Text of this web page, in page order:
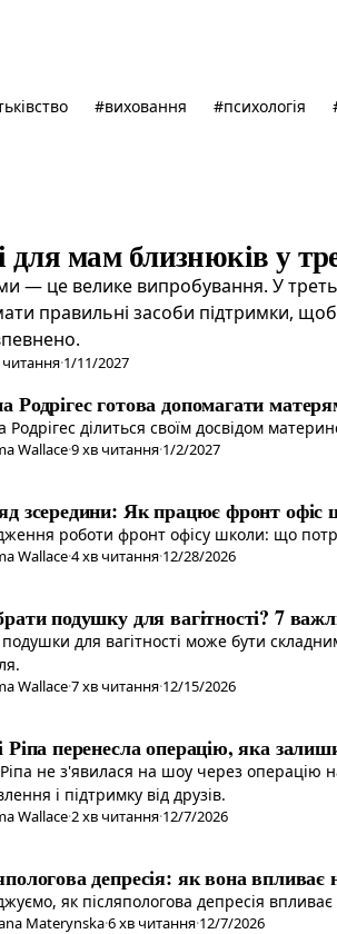
#виховання #психологія
для мам близнюків у
— це велике випробування. У
правильні засоби підтримки, щоб
читання·1/11/2027
Родрігес готова допомагати
ділиться своїм досвідом
Wallace·9хв читання·1/2/2027
зсередини: Як працює фронт офіс
роботи фронт офісу школи: що
Wallace·4хв читання·12/28/2026
подушку для вагітності? 7
для вагітності може бути
Wallace·7хв читання·12/15/2026
Ріпа перенесла операцію, яка
не з'явилася на шоу через операцію
і підтримку від друзів.
Wallace·2хв читання·12/7/2026
депресія: як вона впливає
як післяпологова депресія
Materynska·6хв читання·12/7/2026